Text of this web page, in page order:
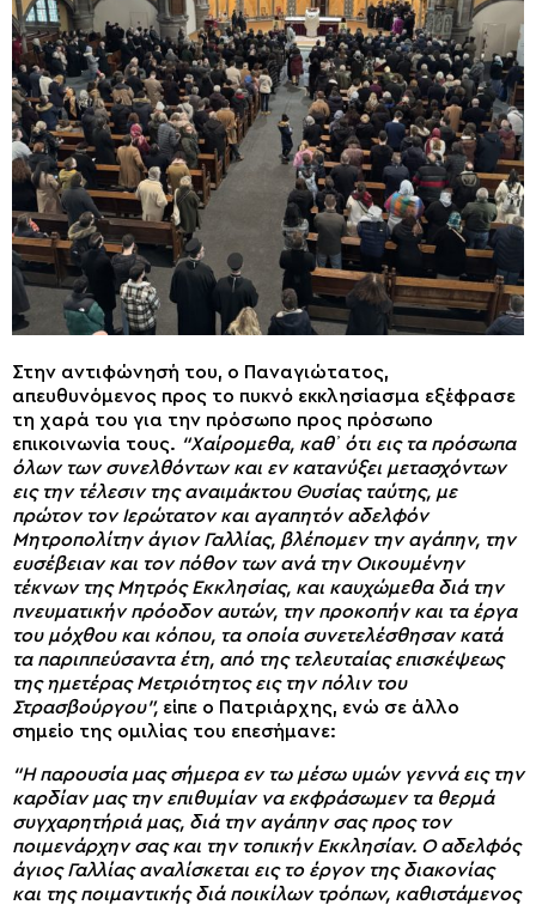
Στην αντιφώνησή του, ο Παναγιώτατος,
απευθυνόμενος προς το πυκνό εκκλησίασμα εξέφρασε
τη χαρά του για την πρόσωπο προς πρόσωπο
επικοινωνία τους. “Χαίρομεθα, καθ᾽ ότι εις τα πρόσωπα
όλων των συνελθόντων και εν κατανύξει μετασχόντων
εις την τέλεσιν της αναιμάκτου Θυσίας ταύτης, με
πρώτον τον Ιερώτατον και αγαπητόν αδελφόν
Μητροπολίτην άγιον Γαλλίας, βλέπομεν την αγάπην, την
ευσέβειαν και τον πόθον των ανά την Οικουμένην
τέκνων της Μητρός Εκκλησίας, και καυχώμεθα διά την
πνευματικήν πρόοδον αυτών, την προκοπήν και τα έργα
του μόχθου και κόπου, τα οποία συνετελέσθησαν κατά
τα παριππεύσαντα έτη, από της τελευταίας επισκέψεως
της ημετέρας Μετριότητος εις την πόλιν του
Στρασβούργου”, είπε ο Πατριάρχης, ενώ σε άλλο
σημείο της ομιλίας του επεσήμανε:
“Η παρουσία μας σήμερα εν τω μέσω υμών γεννά εις την
καρδίαν μας την επιθυμίαν να εκφράσωμεν τα θερμά
συγχαρητήριά μας, διά την αγάπην σας προς τον
ποιμενάρχην σας και την τοπικήν Εκκλησίαν. Ο αδελφός
άγιος Γαλλίας αναλίσκεται εις το έργον της διακονίας
και της ποιμαντικής διά ποικίλων τρόπων, καθιστάμενος